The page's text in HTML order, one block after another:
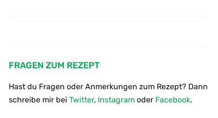
FRAGEN ZUM REZEPT
Hast du Fragen oder Anmerkungen zum Rezept? Dann
schreibe mir bei Twitter, Instagramoder Facebook.